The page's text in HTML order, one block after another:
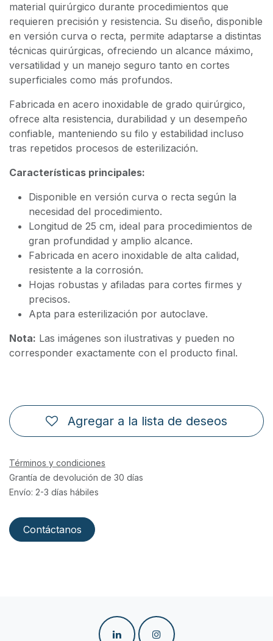
material quirúrgico durante procedimientos que
requieren precisión y resistencia. Su diseño, disponible
en versión curva o recta, permite adaptarse a distintas
técnicas quirúrgicas, ofreciendo un alcance máximo,
versatilidad y un manejo seguro tanto en cortes
superficiales como más profundos.
Fabricada en acero inoxidable de grado quirúrgico,
ofrece alta resistencia, durabilidad y un desempeño
confiable, manteniendo su filo y estabilidad incluso
tras repetidos procesos de esterilización.
Características principales:
Disponible en versión curva o recta según la
necesidad del procedimiento.
Longitud de 25 cm, ideal para procedimientos de
gran profundidad y amplio alcance.
Fabricada en acero inoxidable de alta calidad,
resistente a la corrosión.
Hojas robustas y afiladas para cortes firmes y
precisos.
Apta para esterilización por autoclave.
Nota: Las imágenes son ilustrativas y pueden no
corresponder exactamente con el producto final.
Agregar a la lista de deseos
Términos y condiciones
Grantía de devolución de 30 días
Envío: 2-3 días hábiles
Contáctanos